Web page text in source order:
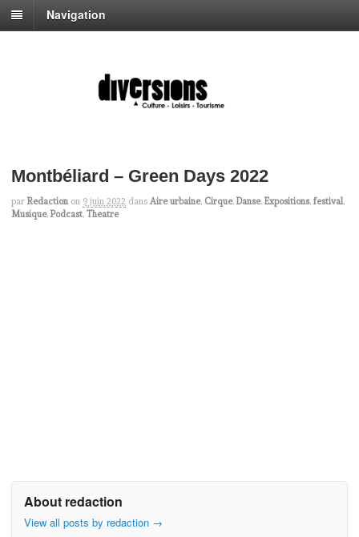
Navigation
Montbéliard – Green Days 2022
par Redaction on 9 juin 2022 dans Aire urbaine, Cirque, Danse, Expositions, festival,
Musique, Podcast, Theatre
About redaction
View all posts by redaction →